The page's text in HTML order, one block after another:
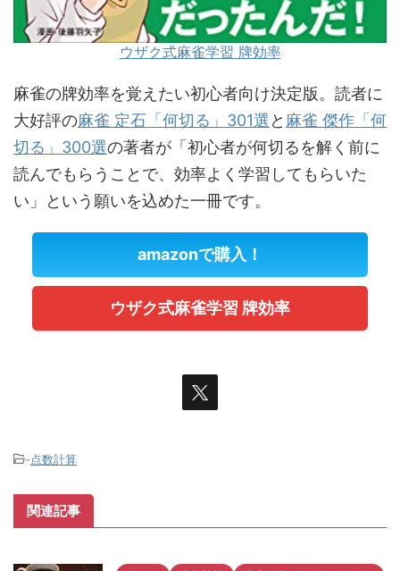
ウザク式麻雀学習 牌効率
麻雀の牌効率を覚えたい初心者向け決定版。読者に
大好評の麻雀 定石「何切る」301選 と 麻雀 傑作「何
切る」300選の著者が「初心者が何切るを解く前に
読んでもらうことで、効率よく学習してもらいた
い」という願いを込めた一冊です。
amazonで購入！
ウザク式麻雀学習 牌効率
-点数計算
関連記事